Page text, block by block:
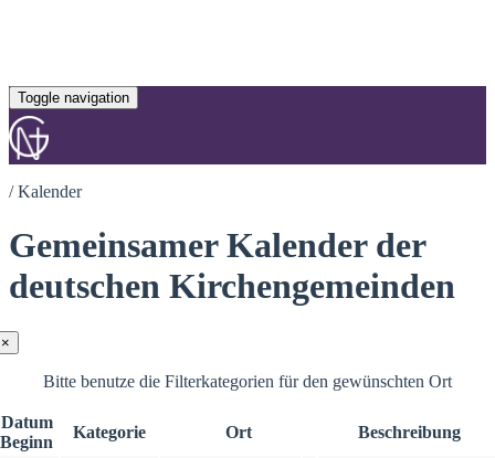
Toggle navigation
/Kalender
Gemeinsamer Kalender der
deutschen Kirchengemeinden
×
Bitte benutze die Filterkategorien für den gewünschten Ort
Datum
Beginn
Kategorie Ort
Beschreibung